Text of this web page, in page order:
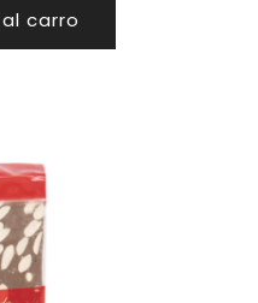
carro